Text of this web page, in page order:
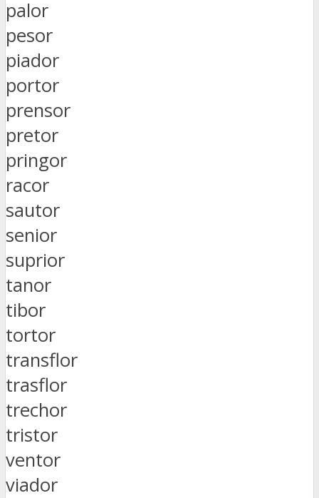
palor
pesor
piador
portor
prensor
pretor
pringor
racor
sautor
senior
suprior
tanor
tibor
tortor
transflor
trasflor
trechor
tristor
ventor
viador